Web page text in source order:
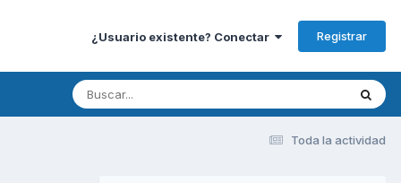
¿Usuario existente? Conectar Registrar
Toda la actividad